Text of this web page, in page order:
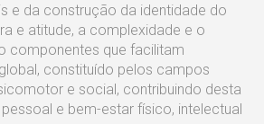
e da construção da identidade do
e atitude, a complexidade e o
componentes que facilitam
constituído pelos campos
e social, contribuindo desta
e bem-estar físico, intelectual